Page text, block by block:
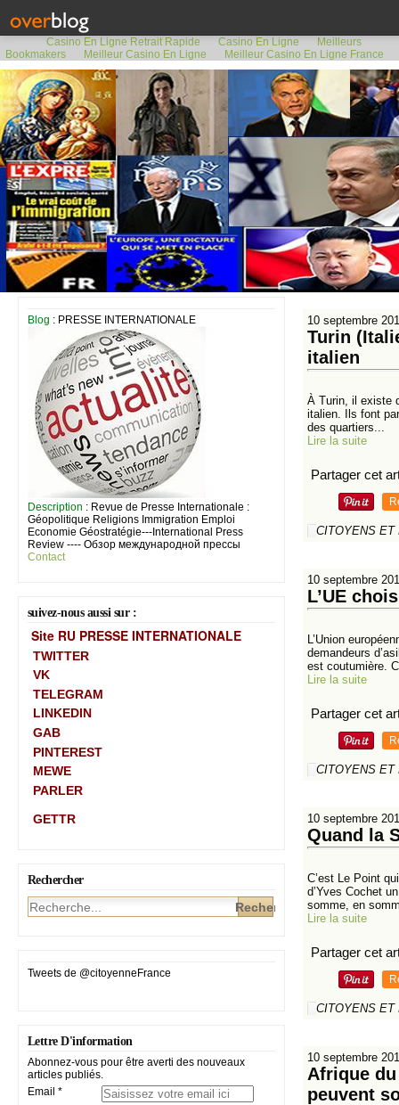
Casino En Ligne Retrait Rapide Casino En Ligne
Meilleurs
Bookmakers
Meilleur Casino En Ligne Meilleur Casino En Ligne France
Blog : PRESSE INTERNATIONALE
Description : Revue de Presse Internationale :
Géopolitique Religions Immigration Emploi
Economie Géostratégie---International Press
Review ---- Обзор международной прессы
Contact
suivez-nous aussi sur :
Site RU PRESSE INTERNATIONALE
TWITTER
VK
TELEGRAM
LINKEDIN
GAB
PINTEREST
MEWE
PARLER
GETTR
Rechercher
Tweets de @citoyenneFrance
Lettre D'information
Abonnez-vous pour être averti des nouveaux
articles publiés.
Email
10 septembre
Turin
italien
À Turin, il existe
italien. Ils font
des quartiers...
Lire la suite
Partager cet
CITOYENS ET
10 septembre
L’UE
L’Union
demandeurs
est coutumière.
Lire la suite
Partager cet
CITOYENS ET
10 septembre
Quand la
C’est Le Point
d’Yves Cochet
somme, en
Lire la suite
Partager cet
CITOYENS ET
10 septembre
Afrique
peuvent